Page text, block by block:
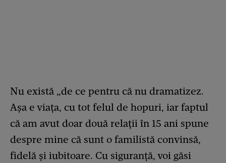
Nu există „de ce pentru că nu dramatizez.
Așa e viața, cu tot felul de hopuri, iar faptul
că am avut doar două relații în 15 ani spune
despre mine că sunt o familistă convinsă,
fidelă și iubitoare. Cu siguranță, voi găsi